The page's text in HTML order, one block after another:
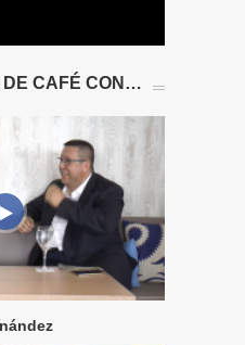
DE CAFÉ CON…